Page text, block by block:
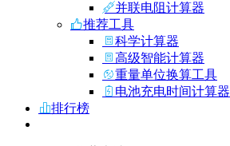
并联电阻计算器
推荐工具
科学计算器
高级智能计算器
重量单位换算工具
电池充电时间计算器
排行榜